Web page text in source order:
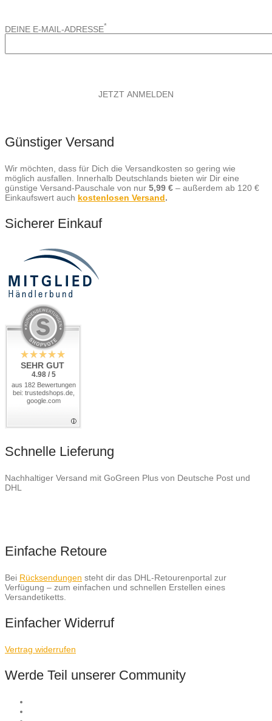
DEINE E-MAIL-ADRESSE*
Günstiger Versand
Wir möchten, dass für Dich die Versandkosten so gering wie
möglich ausfallen. Innerhalb Deutschlands bieten wir Dir eine
günstige Versand-Pauschale von nur 5,99 € – außerdem ab 120 €
Einkaufswert auch kostenlosen Versand.
Sicherer Einkauf
SEHR GUT
4.98 / 5
aus 182 Bewertungen
bei: trustedshops.de,
google.com
Schnelle Lieferung
Nachhaltiger Versand mit GoGreen Plus von Deutsche Post und
DHL
Einfache Retoure
Bei Rücksendungen steht dir das DHL-Retourenportal zur
Verfügung – zum einfachen und schnellen Erstellen eines
Versandetiketts.
Einfacher Widerruf
Vertrag widerrufen
Werde Teil unserer Community